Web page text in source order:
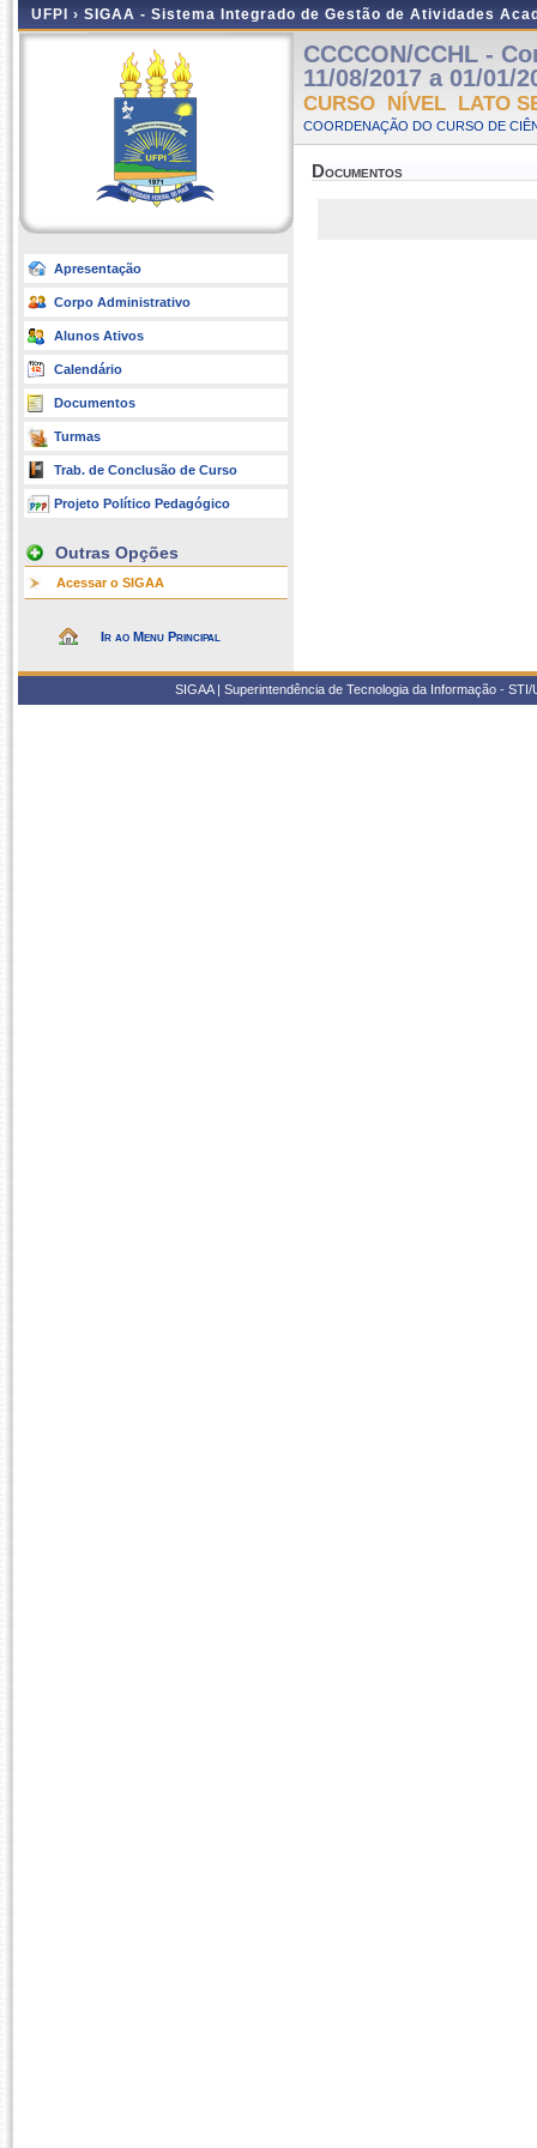
UFPI › SIGAA - Sistema Integrado de Gestão de Atividades
Apresentação
Corpo Administrativo
Alunos Ativos
Calendário
Documentos
Turmas
Trab. de Conclusão de Curso
Projeto Político Pedagógico
Outras Opções
Acessar o SIGAA
Ir ao Menu Principal
CCCCON/CCHL -
11/08/2017 a 01/01/
CURSO NÍVEL LATO
COORDENAÇÃO DO CURSO DE
Documentos
SIGAA | Superintendência de Tecnologia da Informação -